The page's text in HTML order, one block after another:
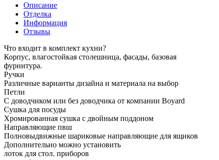
Описание
Отделка
Информация
Отзывы
Что входит в комплект кухни?
Корпус, влагостойкая столешница, фасады, базовая
фурнитура.
Ручки
Различные варианты дизайна и материала на выбор
Петли
С доводчиком или без доводчика от компании Boyard
Сушка для посуды
Хромированная сушка с двойным поддоном
Направляющие пвш
Полновыдвижные шариковые направляющие для ящиков
Дополнительно можно установить
лоток для стол. приборов